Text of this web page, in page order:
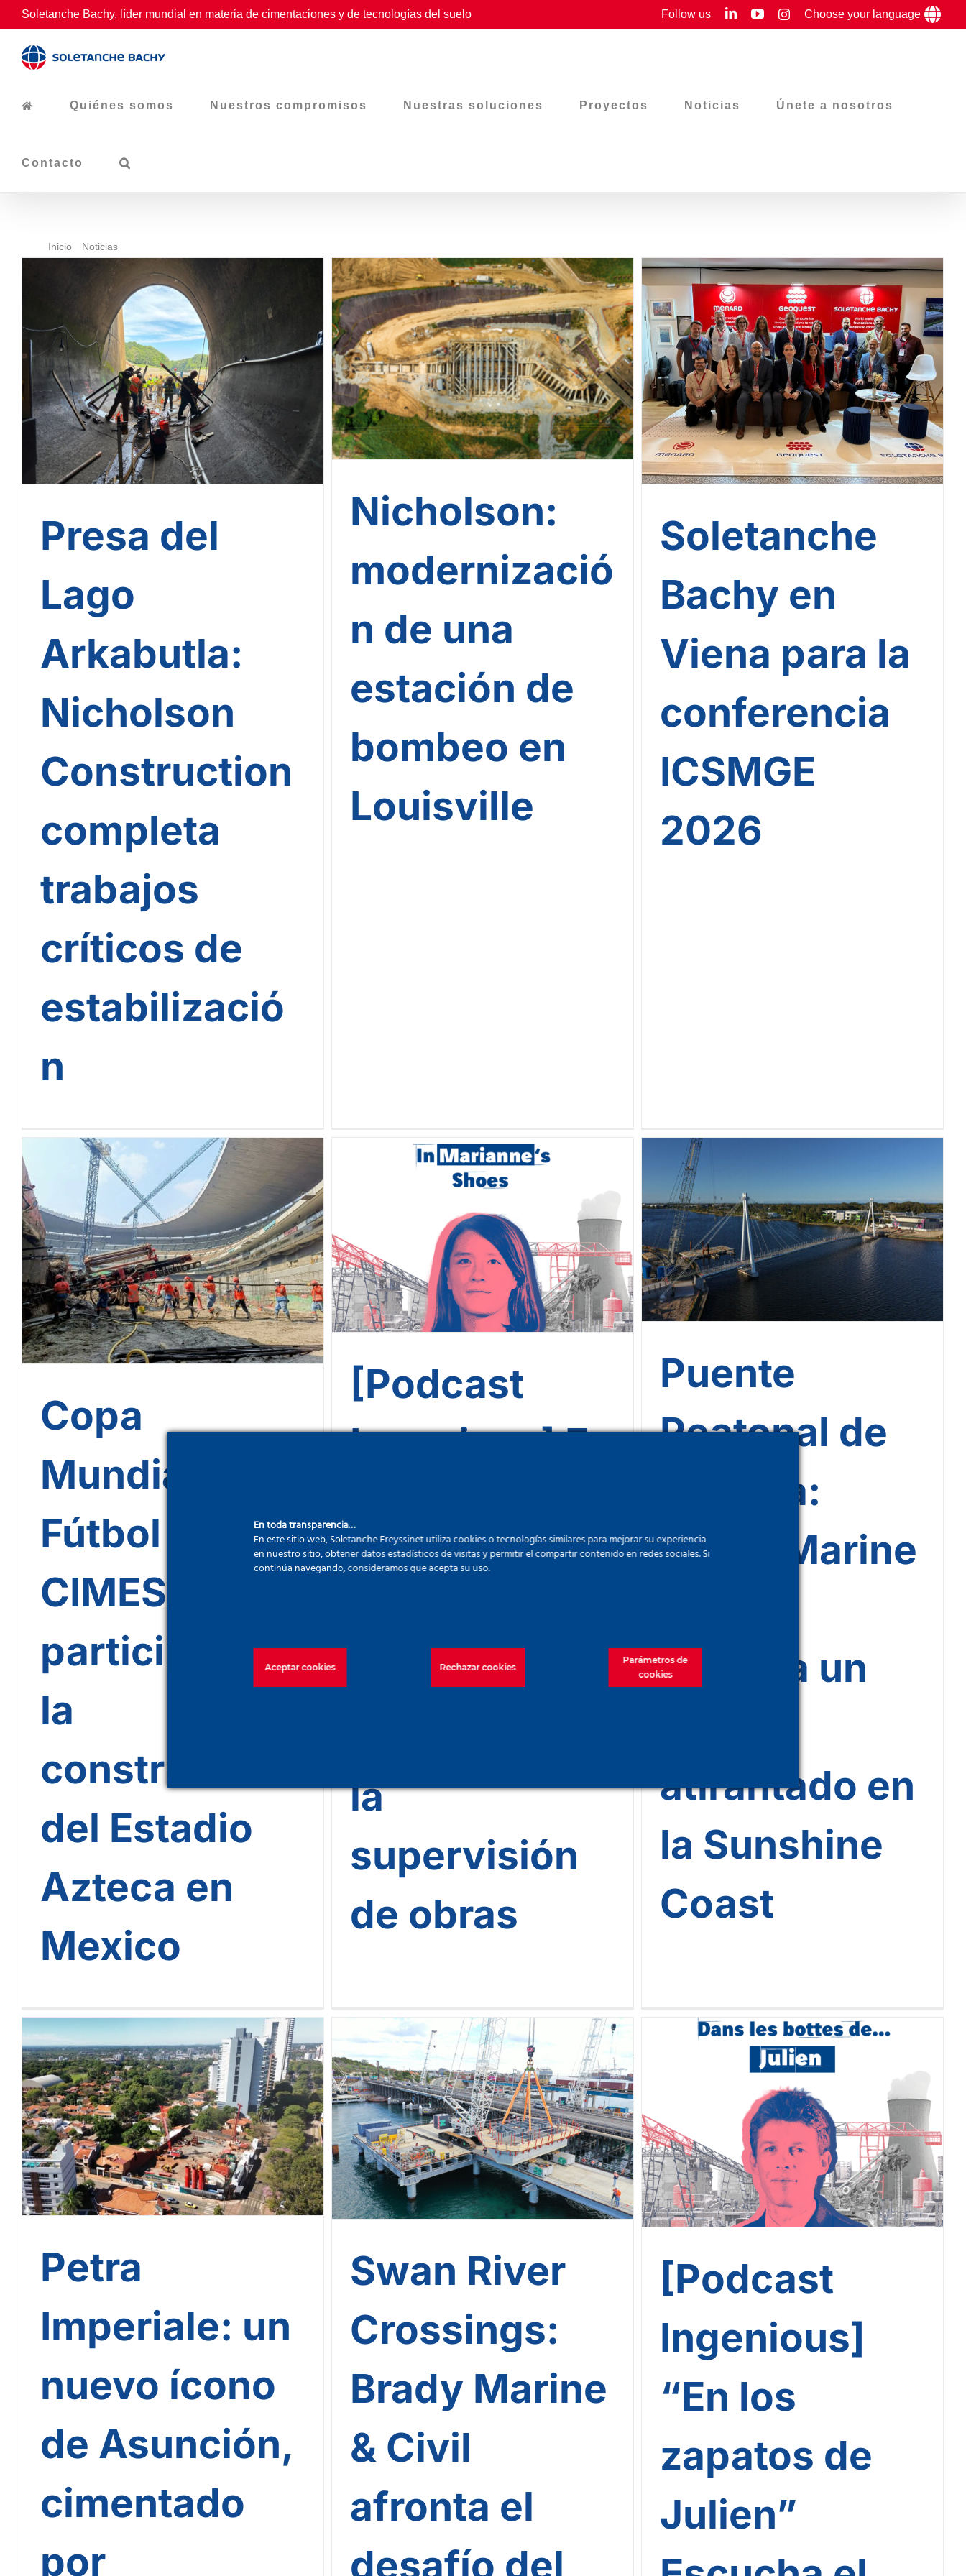
Skip
to
content
Soletanche Bachy, líder mundial en materia de cimentaciones y de tecnologías del suelo Follow us LinkedInYouTubeInstagram
Choose your language
Quiénes somos Nuestros compromisos Nuestras soluciones Proyectos Noticias Únete a nosotros
Contacto
Inicio Noticias
Presa del Lago Arkabutla:
Nicholson Construction
completa trabajos críticos de
estabilización
Presa del
Lago
Arkabutla:
Nicholson
Construction
completa
trabajos
críticos de
estabilizació
n
Nicholson: modernización de
una estación de bombeo en
Louisville
Nicholson:
modernizació
n de una
estación de
bombeo en
Louisville
Soletanche Bachy en Viena
para la conferencia ICSMGE
2026
Soletanche
Bachy en
Viena para la
conferencia
ICSMGE
2026
Copa Mundial de Fútbol
2026: CIMESA participó en la
construcción del Estadio
Azteca en Mexico
Copa
Mundial de
Fútbol 2026:
CIMESA
participó en
la
construcción
del Estadio
Azteca en
Mexico
[Podcast Ingenious] En los
zapatos de Marianne: de los
estudios de proyectos a la
supervisión de obras
[Podcast
Ingenious] En
de Marianne:
estudios de
la
supervisión
de obras
Puente Peatonal de Birtinya:
Brady Marine & Civil entrega
un hito atirantado en la
Sunshine Coast
Puente
Peatonal de
Birtinya:
Brady Marine
entrega un
atirantado en
la Sunshine
Coast
Petra Imperiale: un nuevo
ícono de Asunción,
cimentado por Soletanche
Bachy Paraguay
Petra
Imperiale: un
nuevo ícono
de Asunción,
cimentado
por
Swan River Crossings: Brady
Marine & Civil afronta el
desafío del primer puente
extradosado de Australia
Swan River
Crossings:
Brady Marine
& Civil
afronta el
desafío del
[Podcast Ingenious] “En los
zapatos de Julien” Escucha
el primer episodio del nuevo
programa del podcast
Ingenious
[Podcast
Ingenious]
“En los
zapatos de
Julien”
En toda transparencia…
En este sitio web, Soletanche Freyssinet utiliza cookies o tecnologías similares para mejorar su experiencia
en nuestro sitio, obtener datos estadísticos de visitas y permitir el compartir contenido en redes sociales. Si
continúa navegando, consideramos que acepta su uso.
Aceptar cookies Rechazar cookies
Parámetros de
cookies